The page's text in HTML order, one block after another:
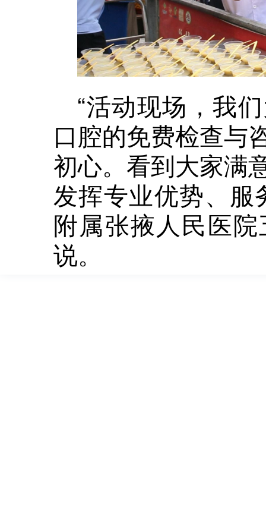
“活动现场，我
口腔的免费检查与
初心。看到大家满
发挥专业优势、服
附属张掖人民医
说。